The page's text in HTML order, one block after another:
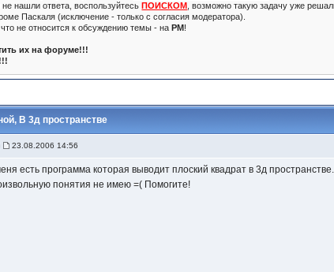
не нашли ответа, воспользуйтесьПОИСКОМ , возможно такую задачу уже
Паскаля (исключение - только с согласия модератора).
что не относится к обсуждению темы - наPM!
их на форуме!!!
, В 3д пространстве
23.08.2006 14:56
есть программа которая выводит плоский квадрат в 3д
понятия не имею =( Помогите!